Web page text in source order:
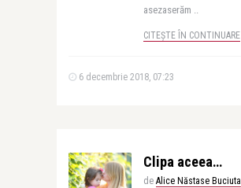
asezaserăm ..
CITEȘTE ÎN CONTINUARE
6 decembrie 2018, 07:23
Clipa aceea…
de Alice Năstase Buciuta